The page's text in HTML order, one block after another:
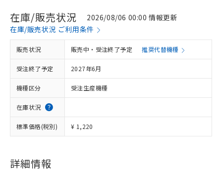
在庫/販売状況
2026/08/06 00:00 情報更新
在庫/販売状況 ご利用条件
販売状況 販売中・受注終了予定 推奨代替機種
受注終了予定 2027年6月
機種区分 受注生産機種
在庫状況
標準価格(税別) ¥ 1,220
詳細情報